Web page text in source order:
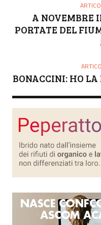
E
A NOVEMBRE
PORTATE DEL
BONACCINI: HO